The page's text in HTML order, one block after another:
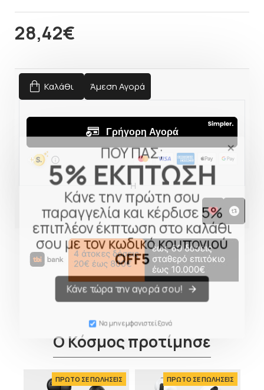
ΠΟΥ ΠΑΣ;
5% ΕΚΠΤΩΣΗ
Κάνε την πρώτη σου
παραγγελία και κέρδισε 5%
επιπλέον έκπτωση στο καλάθι
σου με τον κωδικό κουπονιού
OFF5
Κάνε τώρα την αγορά σου!
Να μην εμφανιστεί ξανά
28,42€
Καλάθι Άμεση Αγορά
Ο Κόσμος προτίμησε
ΠΡΩΤΟ ΣΕ ΠΩΛΗΣΕΙΣ ΠΡΩΤΟ ΣΕ ΠΩΛΗΣΕΙΣ